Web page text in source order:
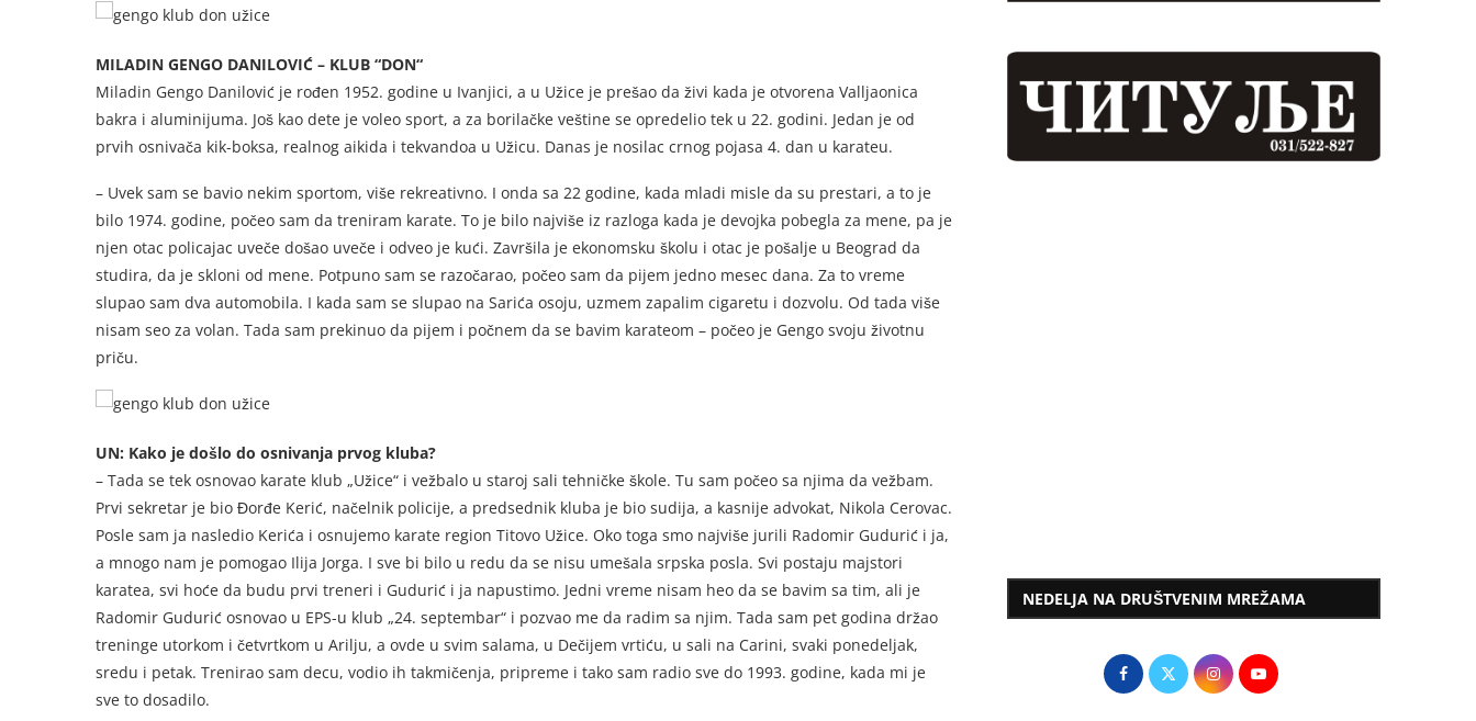
MILADIN GENGO DANILOVIĆ – KLUB “DON“
Miladin Gengo Danilović je rođen 1952. godine u Ivanjici, a u Užice je prešao da živi kada je otvorena Valljaonica
bakra i aluminijuma. Još kao dete je voleo sport, a za borilačke veštine se opredelio tek u 22. godini. Jedan je od
prvih osnivača kik-boksa, realnog aikida i tekvandoa u Užicu. Danas je nosilac crnog pojasa 4. dan u karateu.
– Uvek sam se bavio nekim sportom, više rekreativno. I onda sa 22 godine, kada mladi misle da su prestari, a to je
bilo 1974. godine, počeo sam da treniram karate. To je bilo najviše iz razloga kada je devojka pobegla za mene, pa je
njen otac policajac uveče došao uveče i odveo je kući. Završila je ekonomsku školu i otac je pošalje u Beograd da
studira, da je skloni od mene. Potpuno sam se razočarao, počeo sam da pijem jedno mesec dana. Za to vreme
slupao sam dva automobila. I kada sam se slupao na Sarića osoju, uzmem zapalim cigaretu i dozvolu. Od tada više
nisam seo za volan. Tada sam prekinuo da pijem i počnem da se bavim karateom – počeo je Gengo svoju životnu
priču.
UN: Kako je došlo do osnivanja prvog kluba?
– Tada se tek osnovao karate klub „Užice“ i vežbalo u staroj sali tehničke škole. Tu sam počeo sa njima da vežbam.
Prvi sekretar je bio Đorđe Kerić, načelnik policije, a predsednik kluba je bio sudija, a kasnije advokat, Nikola Cerovac.
Posle sam ja nasledio Kerića i osnujemo karate region Titovo Užice. Oko toga smo najviše jurili Radomir Gudurić i ja,
a mnogo nam je pomogao Ilija Jorga. I sve bi bilo u redu da se nisu umešala srpska posla. Svi postaju majstori
karatea, svi hoće da budu prvi treneri i Gudurić i ja napustimo. Jedni vreme nisam heo da se bavim sa tim, ali je
Radomir Gudurić osnovao u EPS-u klub „24. septembar“ i pozvao me da radim sa njim. Tada sam pet godina držao
treninge utorkom i četvrtkom u Arilju, a ovde u svim salama, u Dečijem vrtiću, u sali na Carini, svaki ponedeljak,
sredu i petak. Trenirao sam decu, vodio ih takmičenja, pripreme i tako sam radio sve do 1993. godine, kada mi je
sve to dosadilo.
NEDELJA NA DRUŠTVENIM MREŽAMA